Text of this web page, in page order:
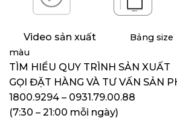
Video sản xuất Bảng
màu
TÌM HIỂU QUY TRÌNH SẢN XUẤT
GỌI ĐẶT HÀNG VÀ TƯ VẤN SẢN
1800.9294 – 0931.79.00.88
(7:30 – 21:00 mỗi ngày)